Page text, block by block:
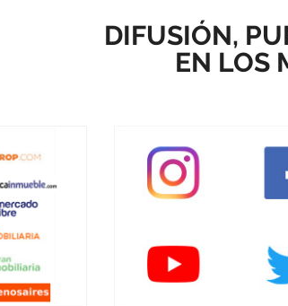
DIFUSIÓN,
EN LOS